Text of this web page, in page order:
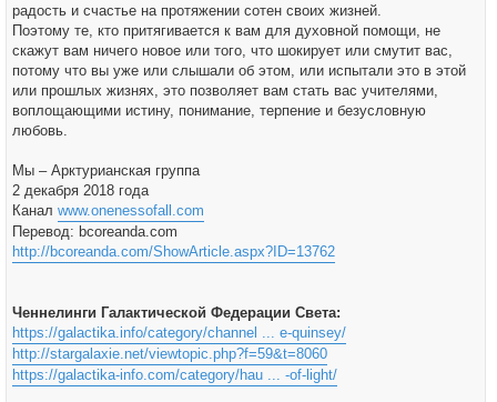
радость и счастье на протяжении сотен своих жизней.
Поэтому те, кто притягивается к вам для духовной помощи, не
скажут вам ничего новое или того, что шокирует или смутит вас,
потому что вы уже или слышали об этом, или испытали это в этой
или прошлых жизнях, это позволяет вам стать вас учителями,
воплощающими истину, понимание, терпение и безусловную
любовь.
Мы – Арктурианская группа
2 декабря 2018 года
Канал www.onenessofall.com
Перевод: bcoreanda.com
http://bcoreanda.com/ShowArticle.aspx?ID=13762
Ченнелинги Галактической Федерации Света:
https://galactika.info/category/channel ... e-quinsey/
http://stargalaxie.net/viewtopic.php?f=59&t=8060
https://galactika-info.com/category/hau ... -of-light/